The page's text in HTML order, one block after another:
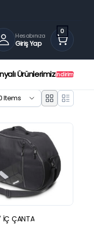
Hesabınıza
Giriş Yap
0
Ürünlerimizİndirim
FÜME ÖN CAM (24-
İÇ ÇANTA